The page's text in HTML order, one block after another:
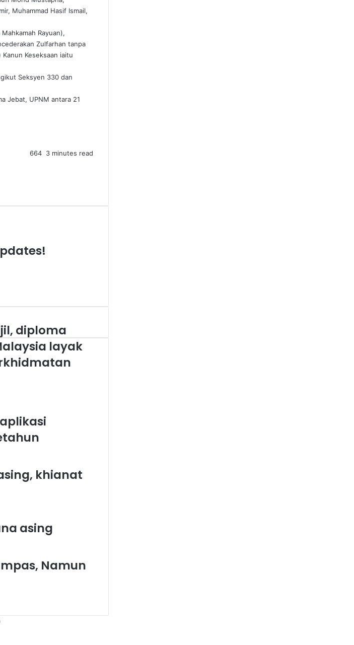
Muhammad Hasif Ismail,
Rayuan),
Zulfarhan tanpa
Keseksaan iaitu
Seksyen 330 dan
Jebat, UPNM antara 21
664 3 minutes read
diploma
layak
khianat
asing
Namun